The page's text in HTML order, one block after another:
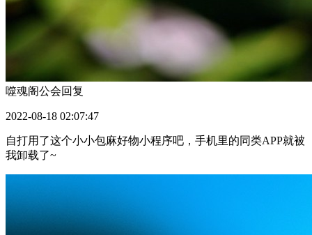
噬魂阁公会回复
2022-08-18 02:07:47
自打用了这个小小包麻好物小程序吧，手机里的同类APP就被
我卸载了~